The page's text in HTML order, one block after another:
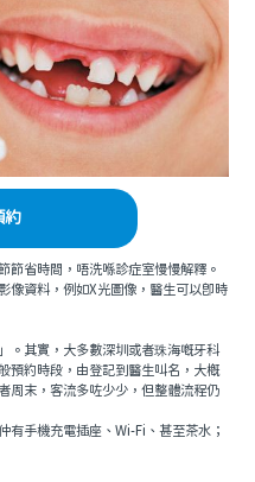
約
省時間，唔洗喺診症室慢慢解釋。
資料，例如X光圖像，醫生可以即時
其實，大多數深圳或者珠海嘅牙科
預約時段，由登記到醫生叫名，大概
周末，客流多咗少少，但整體流程仍
手機充電插座、Wi-Fi、甚至茶水；